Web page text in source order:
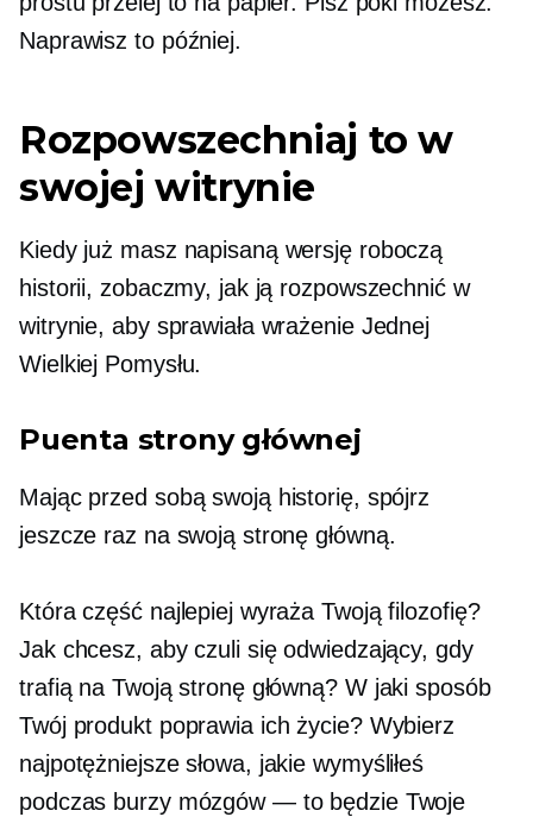
Naprawisz to później.
Rozpowszechniaj to w
swojej witrynie
Kiedy już masz napisaną wersję roboczą
historii, zobaczmy, jak ją rozpowszechnić w
witrynie, aby sprawiała wrażenie Jednej
Wielkiej Pomysłu.
Puenta strony głównej
Mając przed sobą swoją historię, spójrz
jeszcze raz na swoją stronę główną.
Która część najlepiej wyraża Twoją filozofię?
Jak chcesz, aby czuli się odwiedzający, gdy
trafią na Twoją stronę główną? W jaki sposób
Twój produkt poprawia ich życie? Wybierz
najpotężniejsze słowa, jakie wymyśliłeś
podczas burzy mózgów — to będzie Twoje